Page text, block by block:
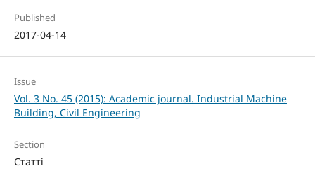
Published
2017-04-14
Issue
Vol. 3 No. 45 (2015): Academic journal. Industrial Machine
Building, Civil Engineering
Section
Статті